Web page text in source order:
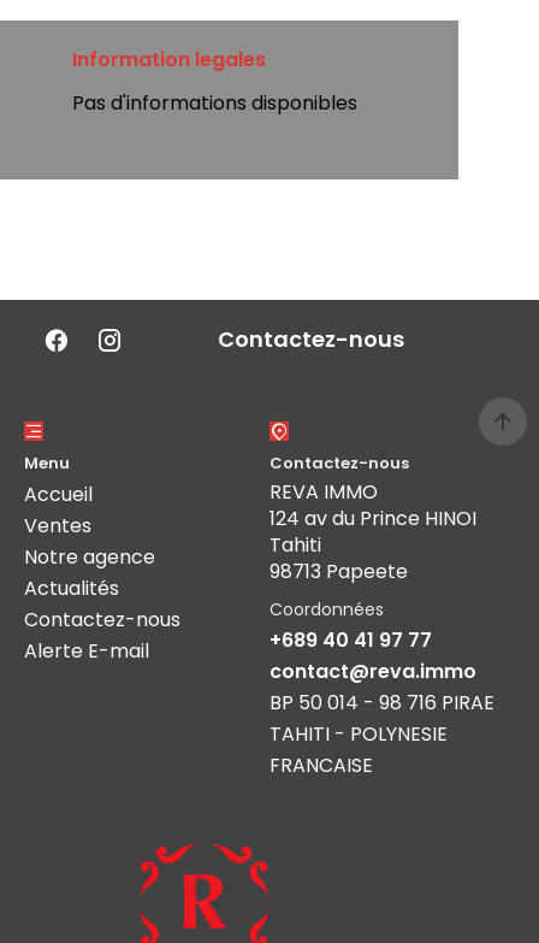
Information legales
Pas d'informations disponibles
Contactez-nous
Menu
Accueil
Ventes
Notre agence
Actualités
Contactez-nous
Alerte E-mail
Contactez-nous
REVA IMMO
124 av du Prince HINOI
Tahiti
98713 Papeete
Coordonnées
+689 40 41 97 77
contact@reva.immo
BP 50 014 - 98 716 PIRAE
TAHITI - POLYNESIE
FRANCAISE